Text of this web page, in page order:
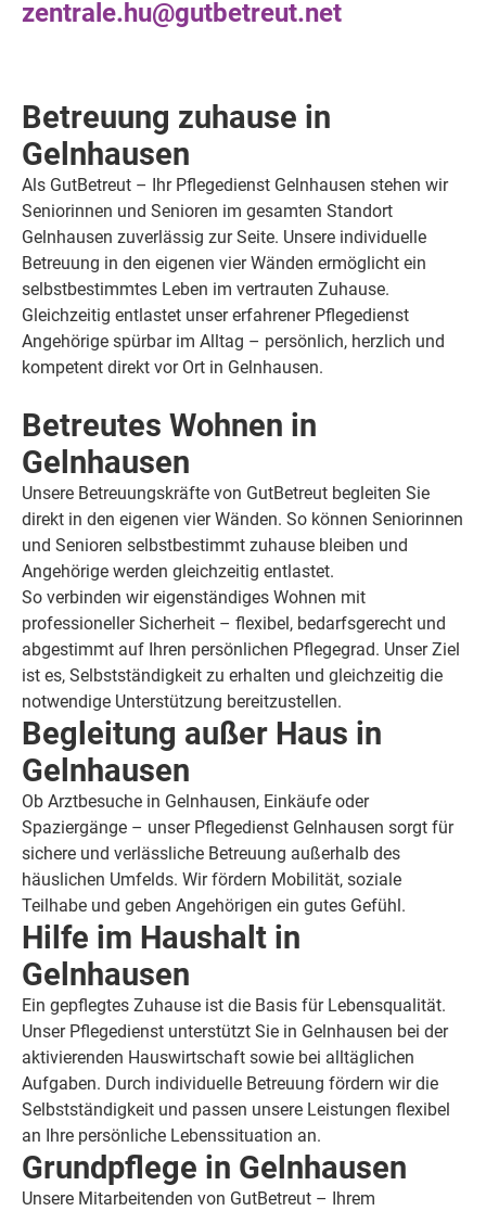
zentrale.hu@gutbetreut.net
Betreuung zuhause in
Gelnhausen
Als GutBetreut – Ihr Pflegedienst Gelnhausen stehen wir
Seniorinnen und Senioren im gesamten Standort
Gelnhausen zuverlässig zur Seite. Unsere individuelle
Betreuung in den eigenen vier Wänden ermöglicht ein
selbstbestimmtes Leben im vertrauten Zuhause.
Gleichzeitig entlastet unser erfahrener Pflegedienst
Angehörige spürbar im Alltag – persönlich, herzlich und
kompetent direkt vor Ort in Gelnhausen.
Betreutes Wohnen in
Gelnhausen
Unsere Betreuungskräfte von GutBetreut begleiten Sie
direkt in den eigenen vier Wänden. So können Seniorinnen
und Senioren selbstbestimmt zuhause bleiben und
Angehörige werden gleichzeitig entlastet.
So verbinden wir eigenständiges Wohnen mit
professioneller Sicherheit – flexibel, bedarfsgerecht und
abgestimmt auf Ihren persönlichen Pflegegrad. Unser Ziel
ist es, Selbstständigkeit zu erhalten und gleichzeitig die
notwendige Unterstützung bereitzustellen.
Begleitung außer Haus in
Gelnhausen
Ob Arztbesuche in Gelnhausen, Einkäufe oder
Spaziergänge – unser Pflegedienst Gelnhausen sorgt für
sichere und verlässliche Betreuung außerhalb des
häuslichen Umfelds. Wir fördern Mobilität, soziale
Teilhabe und geben Angehörigen ein gutes Gefühl.
Hilfe im Haushalt in
Gelnhausen
Ein gepflegtes Zuhause ist die Basis für Lebensqualität.
Unser Pflegedienst unterstützt Sie in Gelnhausen bei der
aktivierenden Hauswirtschaft sowie bei alltäglichen
Aufgaben. Durch individuelle Betreuung fördern wir die
Selbstständigkeit und passen unsere Leistungen flexibel
an Ihre persönliche Lebenssituation an.
Grundpflege in Gelnhausen
Unsere Mitarbeitenden von GutBetreut – Ihrem